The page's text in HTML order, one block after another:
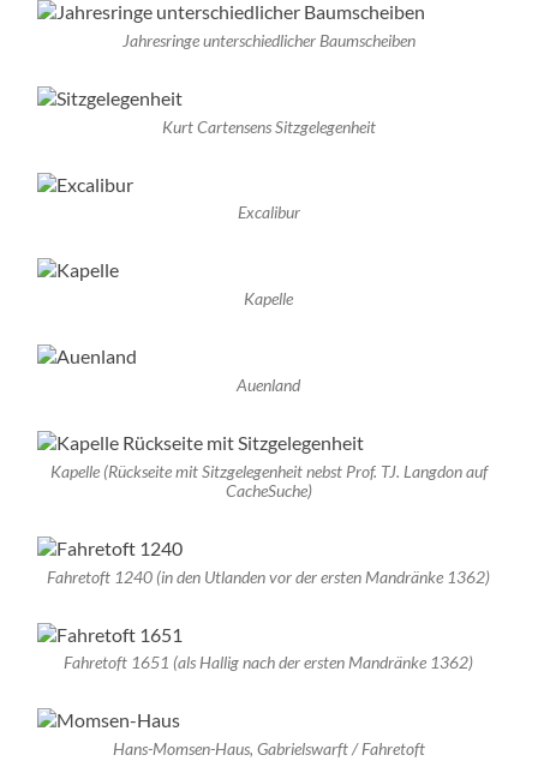
Jahresringe unterschiedlicher Baumscheiben
Kurt Cartensens Sitzgelegenheit
Excalibur
Kapelle
Auenland
Kapelle (Rückseite mit Sitzgelegenheit nebst Prof. TJ. Langdon auf
CacheSuche)
Fahretoft 1240 (in den Utlanden vor der ersten Mandränke 1362)
Fahretoft 1651 (als Hallig nach der ersten Mandränke 1362)
Hans-Momsen-Haus, Gabrielswarft / Fahretoft